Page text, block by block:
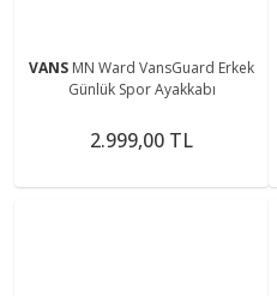
VANS MN Ward VansGuard Erkek
Günlük Spor Ayakkabı
2.999,00 TL